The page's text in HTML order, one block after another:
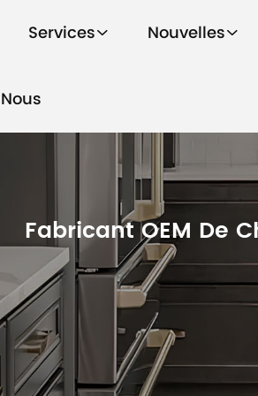
Services Nouvelles
Fabricant OEM De